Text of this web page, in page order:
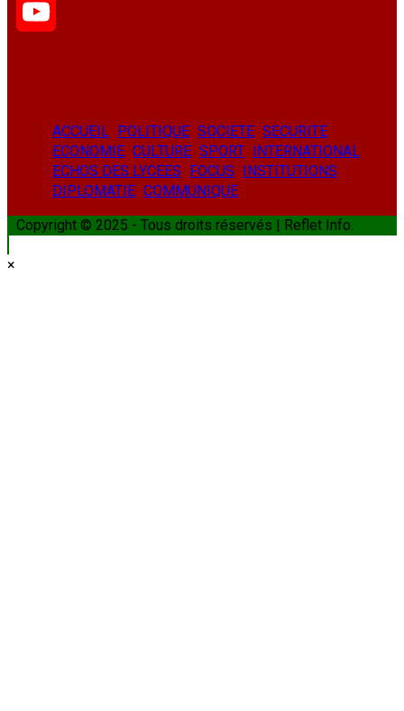
X
ACCUEIL POLITIQUE SOCIETE SECURITE
ECONOMIE CULTURE SPORT INTERNATIONAL
ECHOS DES LYCEES FOCUS INSTITUTIONS
DIPLOMATIE COMMUNIQUE
Copyright © 2025 - Tous droits réservés | Reflet Info.
×